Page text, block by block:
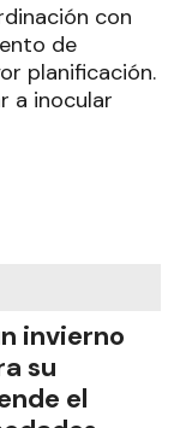
con
de
planificación.
a inocular
invierno
su
el